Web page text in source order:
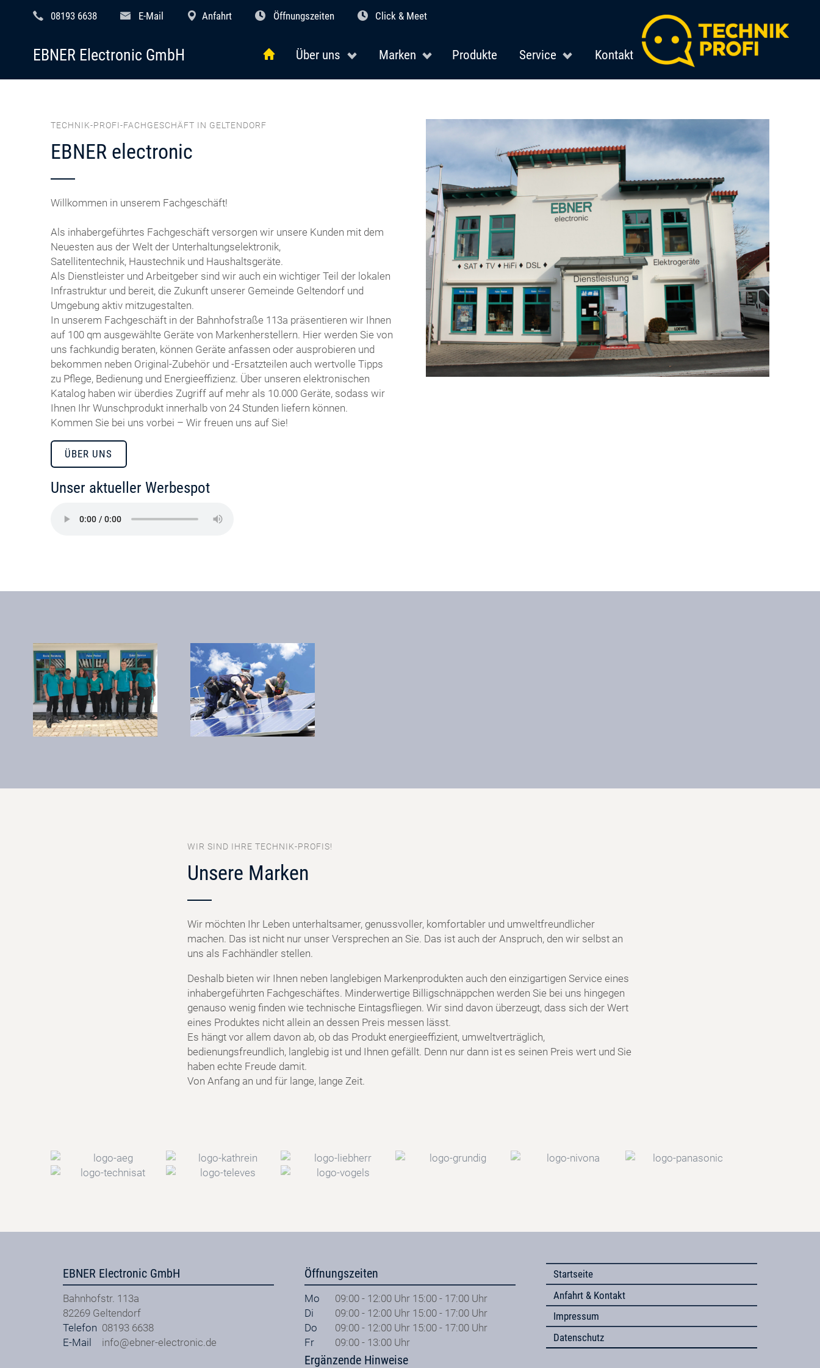
08193 6638 E-Mail Anfahrt Öffnungszeiten Click & Meet
Über uns Marken Produkte Service Kontakt
EBNER Electronic GmbH
TECHNIK-PROFI-FACHGESCHÄFT IN GELTENDORF
EBNER electronic
Willkommen in unserem Fachgeschäft!
Als inhabergeführtes Fachgeschäft versorgen wir unsere Kunden mit dem
Neuesten aus der Welt der Unterhaltungselektronik,
Satellitentechnik, Haustechnik und Haushaltsgeräte.
Als Dienstleister und Arbeitgeber sind wir auch ein wichtiger Teil der lokalen
Infrastruktur und bereit, die Zukunft unserer Gemeinde Geltendorf und
Umgebung aktiv mitzugestalten.
In unserem Fachgeschäft in der Bahnhofstraße 113a präsentieren wir Ihnen
auf 100 qm ausgewählte Geräte von Markenherstellern. Hier werden Sie von
uns fachkundig beraten, können Geräte anfassen oder ausprobieren und
bekommen neben Original-Zubehör und -Ersatzteilen auch wertvolle Tipps
zu Pflege, Bedienung und Energieeffizienz. Über unseren elektronischen
Katalog haben wir überdies Zugriff auf mehr als 10.000 Geräte, sodass wir
Ihnen Ihr Wunschprodukt innerhalb von 24 Stunden liefern können.
Kommen Sie bei uns vorbei – Wir freuen uns auf Sie!
ÜBER UNS
Unser aktueller Werbespot
WIR SIND IHRE TECHNIK-PROFIS!
Unsere Marken
Wir möchten Ihr Leben unterhaltsamer, genussvoller, komfortabler und umweltfreundlicher
machen. Das ist nicht nur unser Versprechen an Sie. Das ist auch der Anspruch, den wir selbst an
uns als Fachhändler stellen.
Deshalb bieten wir Ihnen neben langlebigen Markenprodukten auch den einzigartigen Service eines
inhabergeführten Fachgeschäftes. Minderwertige Billigschnäppchen werden Sie bei uns hingegen
genauso wenig finden wie technische Eintagsfliegen. Wir sind davon überzeugt, dass sich der Wert
eines Produktes nicht allein an dessen Preis messen lässt.
Es hängt vor allem davon ab, ob das Produkt energieeffizient, umweltverträglich,
bedienungsfreundlich, langlebig ist und Ihnen gefällt. Denn nur dann ist es seinen Preis wert und Sie
haben echte Freude damit.
Von Anfang an und für lange, lange Zeit.
EBNER Electronic GmbH
Bahnhofstr. 113a
82269 Geltendorf
Telefon 08193 6638
E-Mail
info@ebner-electronic.de
Öffnungszeiten
Mo
09:00 - 12:00 Uhr 15:00 - 17:00 Uhr
Di
09:00 - 12:00 Uhr 15:00 - 17:00 Uhr
Do
09:00 - 12:00 Uhr 15:00 - 17:00 Uhr
Fr
09:00 - 13:00 Uhr
Ergänzende Hinweise
Startseite
Anfahrt & Kontakt
Impressum
Datenschutz